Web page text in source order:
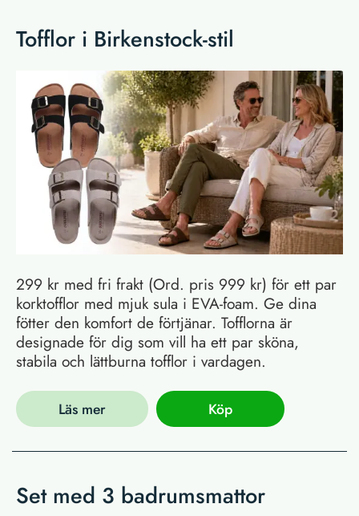
Tofflor i Birkenstock-stil
299 kr med fri frakt (Ord. pris 999 kr) för ett par
korktofflor med mjuk sula i EVA-foam. Ge dina
fötter den komfort de förtjänar. Tofflorna är
designade för dig som vill ha ett par sköna,
stabila och lättburna tofflor i vardagen.
Läs mer Köp
Set med 3 badrumsmattor